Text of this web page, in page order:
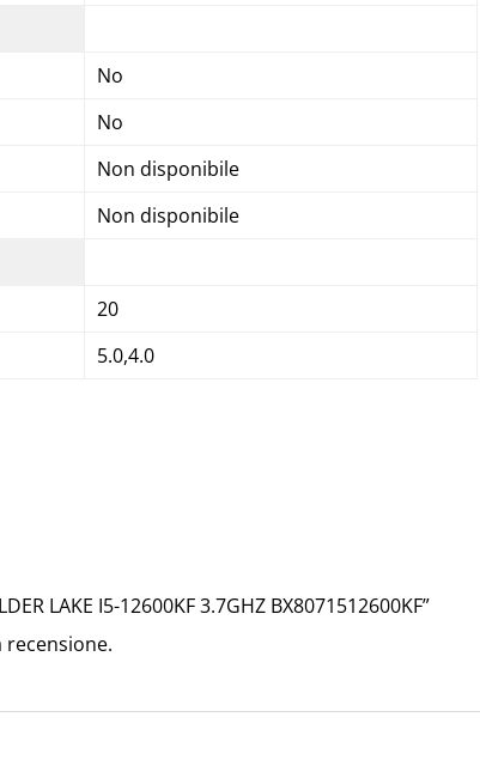
No
No
Non disponibile
Non disponibile
20
5.0,4.0
LAKE I5-12600KF 3.7GHZ BX8071512600KF”